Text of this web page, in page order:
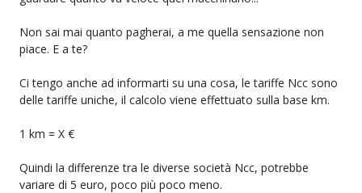
Non sai mai quanto pagherai, a me quella sensazione non
piace. E a te?
Ci tengo anche ad informarti su una cosa, le tariffe Ncc sono
delle tariffe uniche, il calcolo viene effettuato sulla base km.
1 km = X €
Quindi la differenze tra le diverse società Ncc, potrebbe
variare di 5 euro, poco più poco meno.